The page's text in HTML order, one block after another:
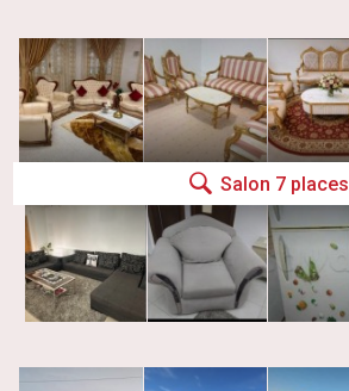
Salon 7 places